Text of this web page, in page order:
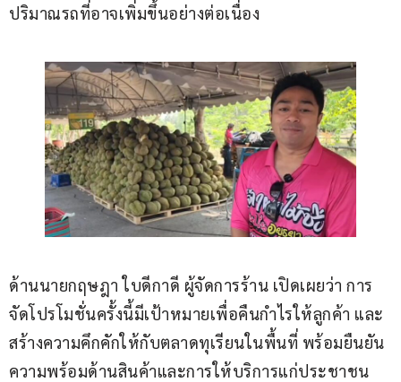
ปริมาณรถที่อาจเพิ่มขึ้นอย่างต่อเนื่อง
ด้านนายกฤษฎา ใบดีกาดี ผู้จัดการร้าน เปิดเผยว่า การ
จัดโปรโมชั่นครั้งนี้มีเป้าหมายเพื่อคืนกำไรให้ลูกค้า และ
สร้างความคึกคักให้กับตลาดทุเรียนในพื้นที่ พร้อมยืนยัน
ความพร้อมด้านสินค้าและการให้บริการแก่ประชาชน